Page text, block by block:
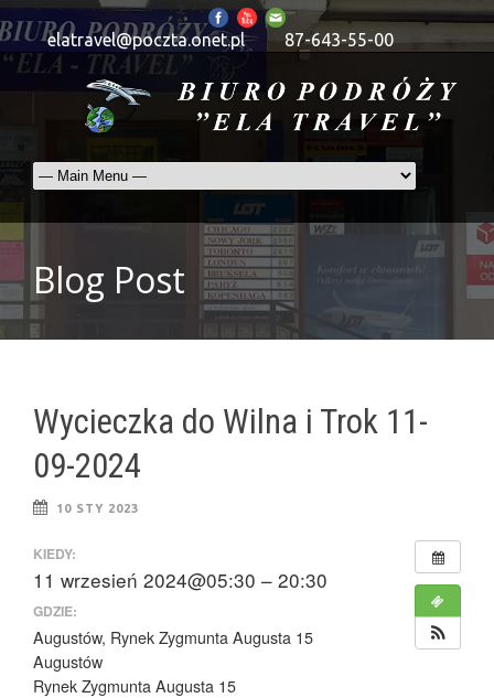
elatravel@poczta.onet.pl 87-643-55-00
Blog Post
Wycieczka do Wilna i Trok 11-
09-2024
10 STY 2023
KIEDY:
11 wrzesień 2024@05:30 – 20:30
GDZIE:
Augustów, Rynek Zygmunta Augusta 15
Augustów
Rynek Zygmunta Augusta 15